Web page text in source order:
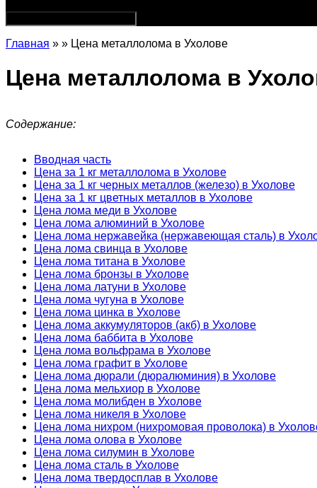
Главная » » Цена металлолома в Ухолове
Цена металлолома в
Содержание:
Вводная часть
Цена за 1 кг металлолома в Ухолове
Цена за 1 кг черных металлов (железо) в Ухолове
Цена за 1 кг цветных металлов в Ухолове
Цена лома меди в Ухолове
Цена лома алюминий в Ухолове
Цена лома нержавейка (нержавеющая сталь) в
Цена лома свинца в Ухолове
Цена лома титана в Ухолове
Цена лома бронзы в Ухолове
Цена лома латуни в Ухолове
Цена лома чугуна в Ухолове
Цена лома цинка в Ухолове
Цена лома аккумуляторов (акб) в Ухолове
Цена лома баббита в Ухолове
Цена лома вольфрама в Ухолове
Цена лома графит в Ухолове
Цена лома дюрали (дюралюминия) в Ухолове
Цена лома мельхиор в Ухолове
Цена лома молибден в Ухолове
Цена лома никеля в Ухолове
Цена лома нихром (нихромовая проволока) в
Цена лома олова в Ухолове
Цена лома силумин в Ухолове
Цена лома сталь в Ухолове
Цена лома твердосплав в Ухолове